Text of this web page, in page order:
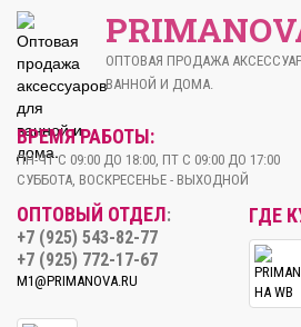
ОПТОВАЯ ПРОДАЖА
ВАННОЙ И ДОМА.
ВРЕМЯ РАБОТЫ:
ПН-ЧТ С 09:00 ДО 18:00, ПТ С 09:00 ДО 17:00
СУББОТА, ВОСКРЕСЕНЬЕ - ВЫХОДНОЙ
ОПТОВЫЙ ОТДЕЛ:
+7 (925) 543-82-77
+7 (925) 772-17-67
M1@PRIMANOVA.RU
ГДЕ